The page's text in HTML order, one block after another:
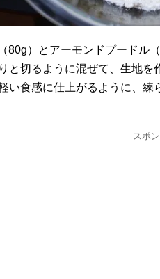
と切るように混ぜて、生地を
い食感に仕上がるように、
スポ